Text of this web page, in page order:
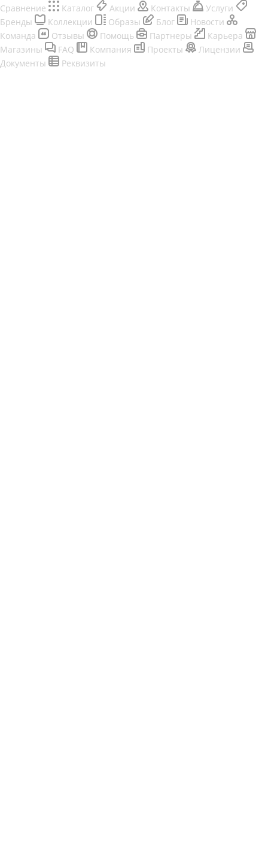
Сравнение
Каталог Акции Контакты
Услуги
Бренды
Коллекции Образы Блог
Новости
Команда
Отзывы Помощь Партнеры
Карьера
Магазины
FAQ Компания Проекты
Лицензии
Документы
Реквизиты